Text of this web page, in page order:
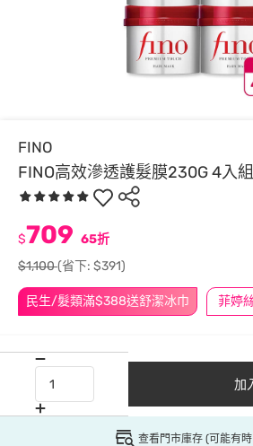
FINO
FINO高效滲透護髮膜230G 4入組
民生/髮類滿$388送舒潔冰巾
$709 65折
$1,100(省下: $391)
加
查看門市庫存 (可能有